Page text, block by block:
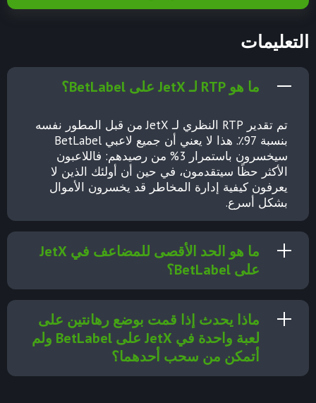
التعليمات
ما هو RTP لـ JetX على BetLabel؟
تم تقدير RTP النظري لـ JetX من قبل المطور نفسه
بنسبة 97٪. هذا لا يعني أن جميع لاعبي BetLabel
سيخسرون باستمرار 3% من رصيدهم: فاللاعبون
الأكثر حظًا سيتقدمون، في حين أن أولئك الذين لا
يعرفون كيفية إدارة المخاطر قد يخسرون الأموال
بشكل أسرع.
ما هو الحد الأقصى للمضاعف في JetX
على BetLabel؟
ماذا يحدث إذا قمت بوضع رهانتين على
لعبة واحدة في JetX على BetLabel ولم
أتمكن من سحب أحدهما؟